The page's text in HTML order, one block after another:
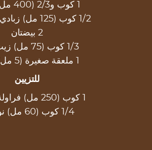
1/2 كوب (125 مل) زبادي عادي 2%
2 بيضتان
1/3 كوب (75 مل) زيت نباتي
للتزيين
1/4 كوب (60 مل) نوتيلا®